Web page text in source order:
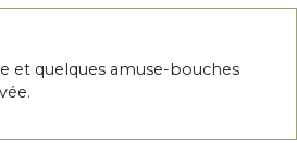
et quelques amuse-bouches